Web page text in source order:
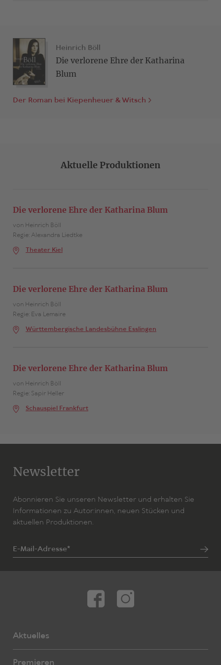
Heinrich Böll
Die verlorene Ehre der Katharina
Blum
Der Roman bei Kiepenheuer & Witsch
Aktuelle Produktionen
Die verlorene Ehre der Katharina Blum
von Heinrich Böll
Regie: Alexandra Liedtke
Theater Kiel
Die verlorene Ehre der Katharina Blum
von Heinrich Böll
Regie: Eva Lemaire
Württembergische Landesbühne Esslingen
Die verlorene Ehre der Katharina Blum
von Heinrich Böll
Regie: Sapir Heller
Schauspiel Frankfurt
Newsletter
Abonnieren Sie unseren Newsletter und erhalten Sie
Informationen zu Autor:innen, neuen Stücken und
aktuellen Produktionen.
E-Mail-Adresse*
Aktuelles